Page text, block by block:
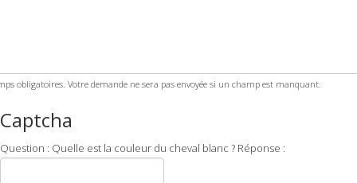
obligatoires. Votre demande ne sera pas envoyée si un champ est manquant.
Captcha
Question : Quelle est la couleur du cheval blanc ? Réponse :